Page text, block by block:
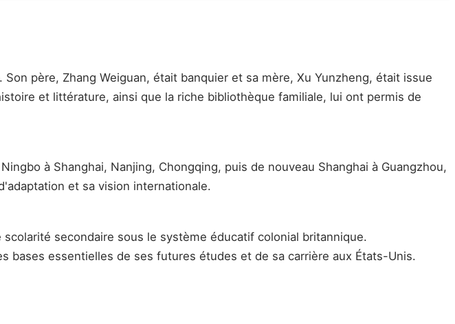
père, Zhang Weiguan, était banquier et sa mère, Xu Yunzheng, était issue
et littérature, ainsi que la riche bibliothèque familiale, lui ont permis de
à Shanghai, Nanjing, Chongqing, puis de nouveau Shanghai à Guangzhou,
et sa vision internationale.
secondaire sous le système éducatif colonial britannique.
bases essentielles de ses futures études et de sa carrière aux États-Unis.